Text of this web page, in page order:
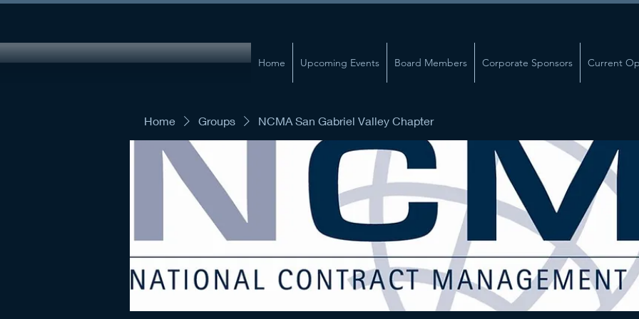
Home Upcoming Events Board Members Corporate Sponsors Current
Home Groups NCMA San Gabriel Valley Chapter